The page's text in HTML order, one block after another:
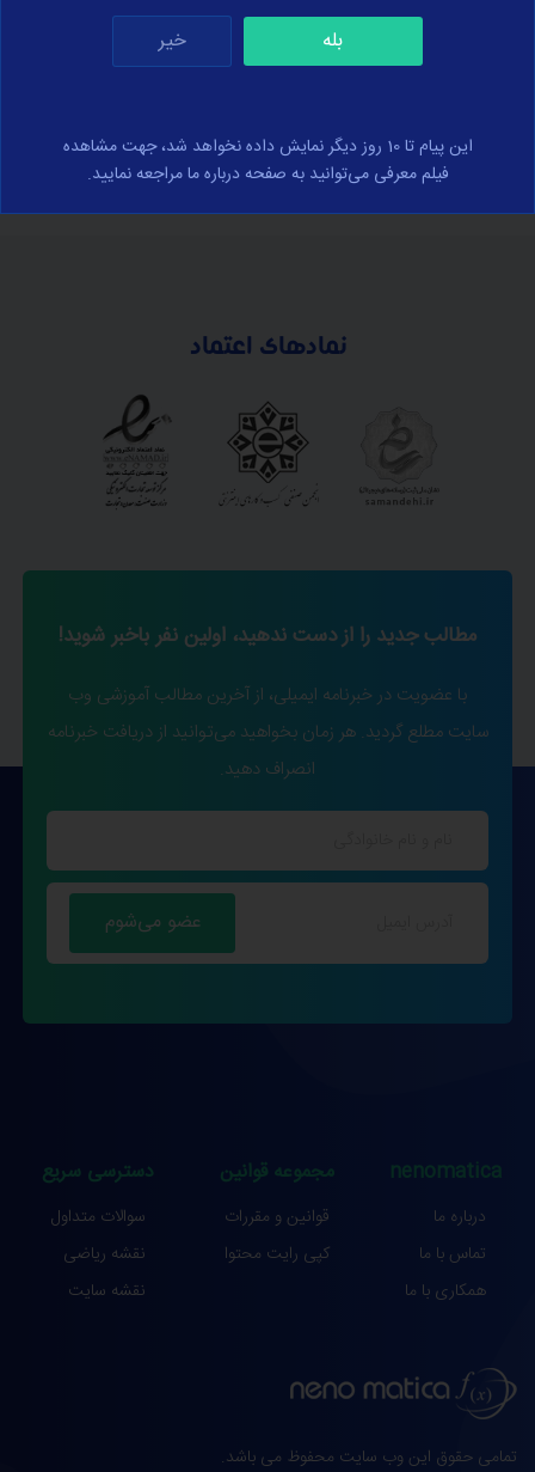
برای ارسال نظر وارد سایت شوید
نمادهای اعتماد
مطالب جدید را از دست ندهید، اولین نفر باخبر شوید!
با عضویت در خبرنامه ایمیلی، از آخرین مطالب آموزشی وب
سایت مطلع گردید. هر زمان بخواهید می‌توانید از دریافت خبرنامه
انصراف دهید.
تمامی حقوق این وب سایت محفوظ می باشد.
nenomatica
درباره ما
تماس با ما
همکاری با ما
مجموعه قوانین
قوانین و مقررات
کپی رایت محتوا
دسترسی سریع
سوالات متداول
نقشه ریاضی
نقشه سایت
بله خیر
این پیام تا 10 روز دیگر نمایش داده نخواهد شد، جهت مشاهده
فیلم معرفی می‌توانید به صفحه درباره ما مراجعه نمایید.